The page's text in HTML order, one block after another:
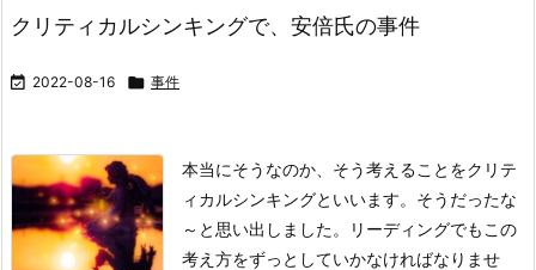
クリティカルシンキングで、安倍氏の事件
 2022-08-16  事件
本当にそうなのか、そう考えることをクリテ
ィカルシンキングといいます。そうだったな
～と思い出しました。
リーディングでもこの
考え方をずっとしていかなければなりませ